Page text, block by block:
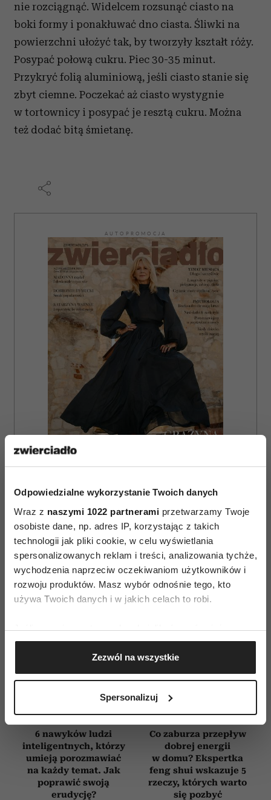
Odpowiedzialne wykorzystanie Twoich danych
Wraz z naszymi 1022 partnerami przetwarzamy Twoje
osobiste dane, np. adres IP, korzystając z takich
technologii jak pliki cookie, w celu wyświetlania
spersonalizowanych reklam i treści, analizowania tychże,
wychodzenia naprzeciw oczekiwaniom użytkowników i
rozwoju produktów. Masz wybór odnośnie tego, kto
używa Twoich danych i w jakich celach to robi.
Jeśli wyrazisz na to zgodę, chcielibyśmy również:
Gromadzić dane dotyczące Twojej lokalizacji
geograficznej z dokładnością nawet do kilku metrów
Identyfikować Twoje urządzenie, aktywnie
(fingerprinting, czyli wirtualny odcisk palca)
dane są przetwarzane oraz ustaw własne preferencje w
sekcji szczegółów. W Deklaracji plików cookie możesz
zmienić lub wycofać swoją zgodę w dowolnej chwili.
Wykorzystujemy pliki cookie do spersonalizowania treści
Zezwól na wszystkie
Spersonalizuj
nie rozciągnąć. Widelcem rozsunąć ciasto na
boki formy i ponakłuwać dno ciasta. Śliwki na
powierzchni ułożyć tak, by tworzyły kształt róży.
Posypać połową cukru. Piec 30-35 minut.
Przykryć folią aluminiową, jeśli ciasto stanie się
zbyt ciemne. Poczekać aż ciasto wystygnie
w tortownicy i posypać je resztą cukru. Można
też dodać bitą śmietanę.
AUTOPROMOCJA
WYDANIE DRUKOWANE
E-WYDANIE
6 nawyków ludzi
inteligentnych, którzy
umieją porozmawiać
na każdy temat. Jak
poprawić swoją
erudycję?
Co zaburza przepływ
dobrej energii
w domu? Ekspertka
feng shui wskazuje 5
rzeczy, których warto
się pozbyć